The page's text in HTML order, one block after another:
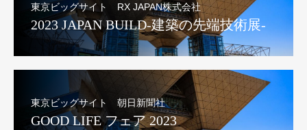
東京ビッグサイト RX JAPAN株式会社
2023 JAPAN BUILD-建築の先端技術展-
東京ビッグサイト 朝日新聞社
GOOD LIFE フェア 2023